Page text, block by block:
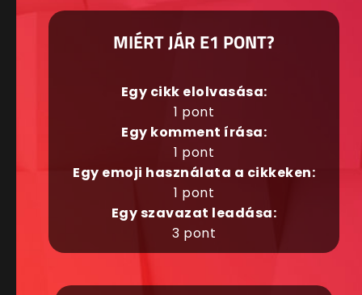
MIÉRT JÁR E1 PONT?
Egy cikk elolvasása:
1 pont
Egy komment írása:
1 pont
Egy emoji használata a cikkeken:
1 pont
Egy szavazat leadása:
3 pont